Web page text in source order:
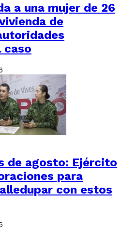
a una mujer de 26
de
caso
de agosto: Ejército
para
con estos